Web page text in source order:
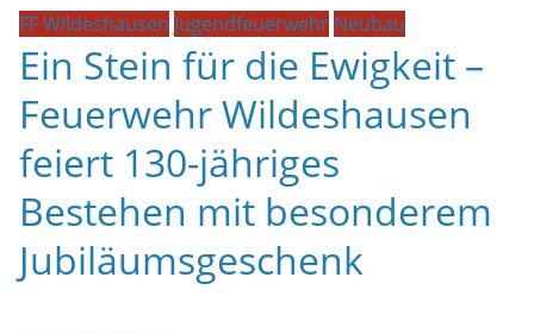
FF Wildeshausen Jugendfeuerwehr Neubau
Ein Stein für die Ewigkeit –
Feuerwehr Wildeshausen
feiert 130-jähriges
Bestehen mit besonderem
Jubiläumsgeschenk